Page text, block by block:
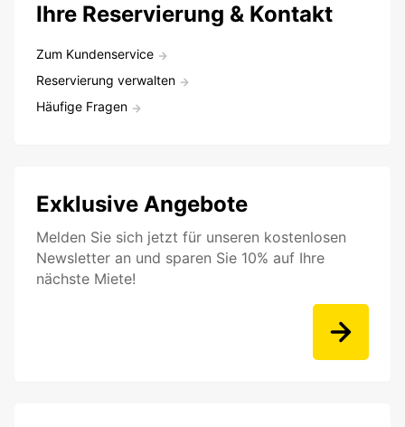
Ihre Reservierung & Kontakt
Zum Kundenservice
Reservierung verwalten
Häufige Fragen
Exklusive Angebote
Melden Sie sich jetzt für unseren kostenlosen
Newsletter an und sparen Sie 10% auf Ihre
nächste Miete!